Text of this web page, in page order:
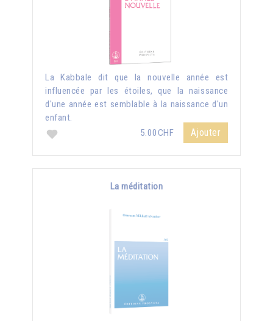
La Kabbale dit que la nouvelle année est
influencée par les étoiles, que la naissance
d'une année est semblable à la naissance d'un
enfant.
5.00CHF
Ajouter
La méditation